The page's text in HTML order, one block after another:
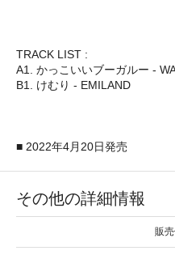
TRACK LIST :
A1. かっこいいブーガルー -
B1. けむり - EMILAND
■ 2022年4月20日発売
その他の詳細情報
販